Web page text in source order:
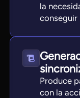
la
Produce
con la